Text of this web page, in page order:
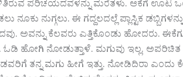
ಪರಿಚಯದವಳನ್ನು ಮರೆತಳು. ಆಕೆಗೆ ಊಟ
ನುಗ್ಗಲು. ಈ ಗದ್ದಲದಲ್ಲೆ ಪ್ಲಾಸ್ಟಿಕ
ಅವನ್ನು ಕೆಲವರು ಎತ್ತಿಕೊಂಡು ಹೋದರು.
ಹೋಗಿ ನೋಡುತ್ತಾಳೆ. ಮಗುವು ಇಲ್ಲ. ಅಪರಿಚಿತ
ತನ್ನ ಮಗು ಹೀಗೆ ಇತ್ತು. ನೋಡಿದಿರಾ